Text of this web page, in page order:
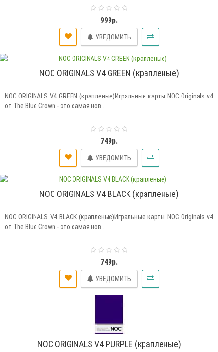
999р.
УВЕДОМИТЬ
NOC ORIGINALS V4 GREEN (крапленые)
NOC ORIGINALS V4 GREEN (крапленые)Игральные карты NOC Originals v4
от The Blue Crown - это самая нов..
749р.
УВЕДОМИТЬ
NOC ORIGINALS V4 BLACK (крапленые)
NOC ORIGINALS V4 BLACK (крапленые)Игральные карты NOC Originals v4
от The Blue Crown - это самая нов..
749р.
УВЕДОМИТЬ
NOC ORIGINALS V4 PURPLE (крапленые)